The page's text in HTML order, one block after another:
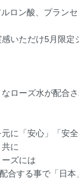
ロン酸、プラン
いただけ5月限定
ローズ水が配合
に「安心」「安
に
ズには
合する事で「日本